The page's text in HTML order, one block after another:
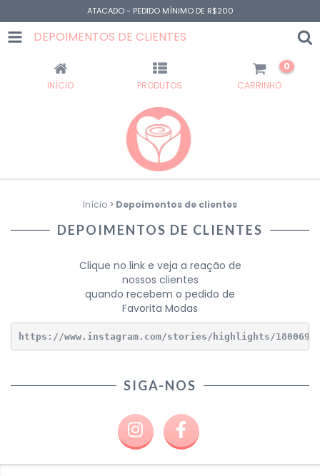
ATACADO - PEDIDO MÍNIMO DE R$200
DEPOIMENTOS DE CLIENTES
INÍCIO PRODUTOS CARRINHO
0
Início > Depoimentos de clientes
DEPOIMENTOS DE CLIENTES
Clique no link e veja a reação de
nossos clientes
quando recebem o pedido de
Favorita Modas
https://www.instagram.com/stories/highlights/
SIGA-NOS